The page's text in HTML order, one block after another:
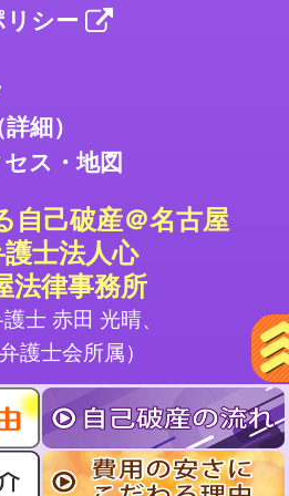
シー
細）
ス・地図
自己破産＠名古屋
護士法人心
法律事務所
護士 赤田 光晴、
護士会所属）